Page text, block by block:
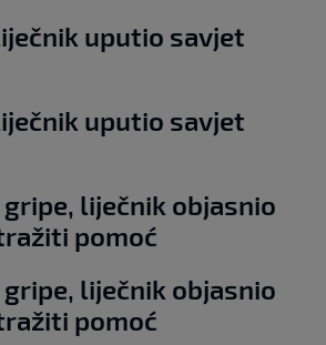
uputio savjet
uputio savjet
liječnik objasnio
pomoć
liječnik objasnio
pomoć